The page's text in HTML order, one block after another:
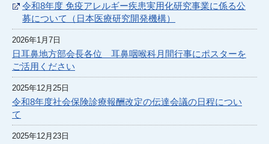
令和8年度 免疫アレルギー疾患実用化研究事業に係る公
募について（日本医療研究開発機構）
2026年1月7日
日耳鼻地方部会長各位 耳鼻咽喉科月間行事にポスターを
ご活用ください
2025年12月25日
令和8年度社会保険診療報酬改定の伝達会議の日程につい
て
2025年12月23日